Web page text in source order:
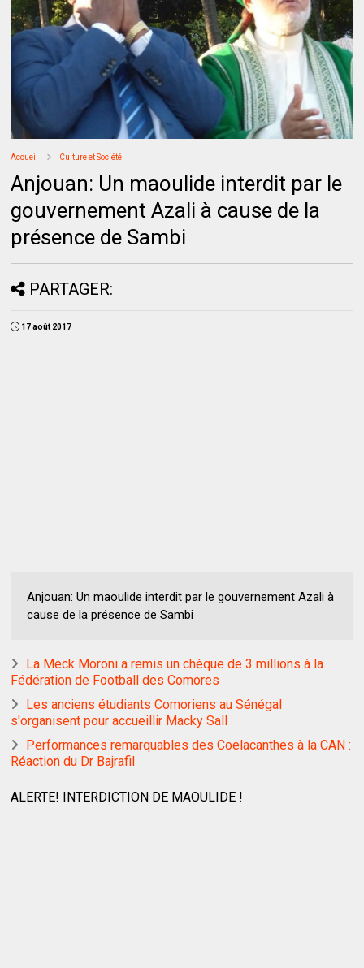
Accueil Culture et Société
Anjouan: Un maoulide interdit par le
gouvernement Azali à cause de la
présence de Sambi
PARTAGER:
17 août 2017
Anjouan: Un maoulide interdit par le gouvernement Azali à
cause de la présence de Sambi
La Meck Moroni a remis un chèque de 3 millions à la
Fédération de Football des Comores
Les anciens étudiants Comoriens au Sénégal
s'organisent pour accueillir Macky Sall
Performances remarquables des Coelacanthes à la CAN :
Réaction du Dr Bajrafil
ALERTE! INTERDICTION DE MAOULIDE !